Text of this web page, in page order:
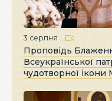
3 серпня
Проповідь
Всеукраїнської
чудотворної ікони